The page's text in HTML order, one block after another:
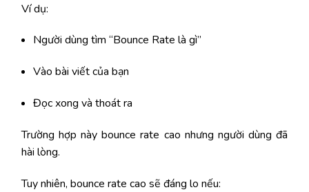
Ví dụ:
Người dùng tìm “Bounce Rate là gì”
Vào bài viết của bạn
Đọc xong và thoát ra
Trường hợp này bounce rate cao nhưng người dùng đã
hài lòng.
Tuy nhiên, bounce rate cao sẽ đáng lo nếu: